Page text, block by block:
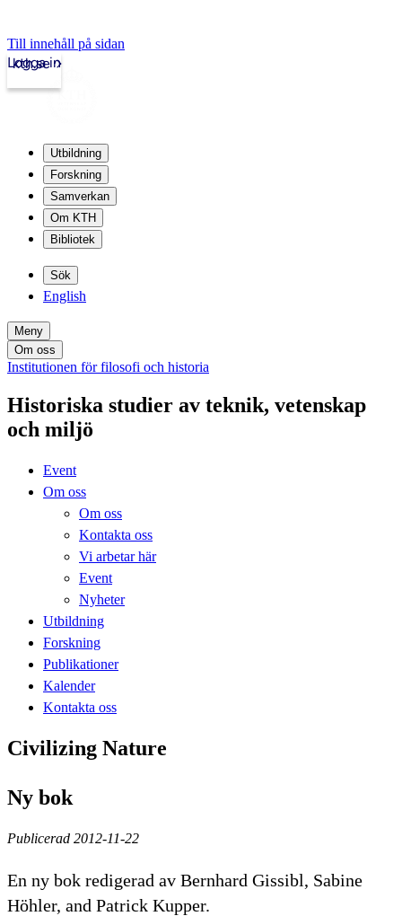
Till innehåll på sidan
kth.se
Logga in
Utbildning
Forskning
Samverkan
Om KTH
Bibliotek
Sök
English
Meny
Om oss
Institutionen för filosofi och historia
Historiska studier av teknik, vetenskap
och miljö
Event
Om oss
Om oss
Kontakta oss
Vi arbetar här
Event
Nyheter
Utbildning
Forskning
Publikationer
Kalender
Kontakta oss
Civilizing Nature
Ny bok
Publicerad 2012-11-22
En ny bok redigerad av Bernhard Gissibl, Sabine
Höhler, and Patrick Kupper.